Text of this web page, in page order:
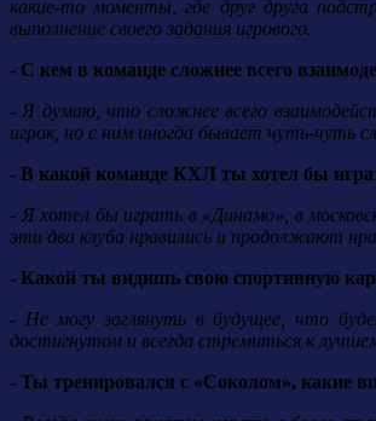
какие-то моменты, где друг друга
выполнение своего задания игрового.
- С кем в команде сложнее всего
- Я думаю, что сложнее всего
игрок, но с ним иногда бывает чуть-чуть
- В какой команде КХЛ ты хотел бы
- Я хотел бы играть в «Динамо», в
эти два клуба нравились и продолжают
- Какой ты видишь свою спортивную
- Не могу заглянуть в будущее, что
достигнутом и всегда стремиться к
- Ты тренировался с «Соколом», какие